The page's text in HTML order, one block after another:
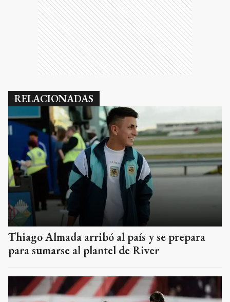
RELACIONADAS
Thiago Almada arribó al país y se prepara
para sumarse al plantel de River